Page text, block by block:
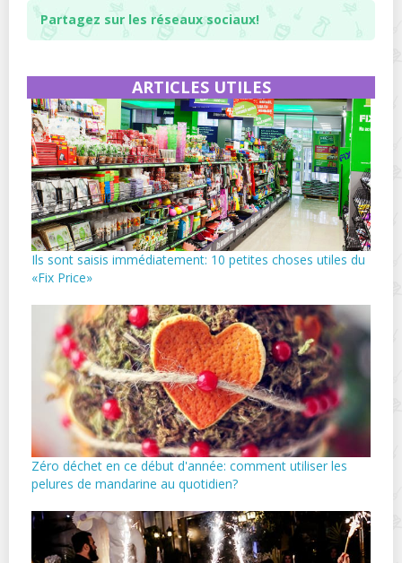
Partagez sur les réseaux sociaux!
ARTICLES UTILES
Ils sont saisis immédiatement: 10 petites choses utiles du
«Fix Price»
Zéro déchet en ce début d'année: comment utiliser les
pelures de mandarine au quotidien?